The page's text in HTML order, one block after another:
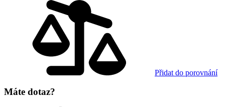
Přidat do porovnání
Máte dotaz?